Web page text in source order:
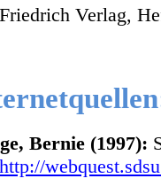
Friedrich Verlag,
Bernie (1997):
http://